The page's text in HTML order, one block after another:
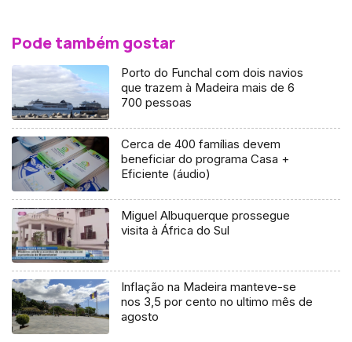
Pode também gostar
Porto do Funchal com dois navios
que trazem à Madeira mais de 6
700 pessoas
Cerca de 400 famílias devem
beneficiar do programa Casa +
Eficiente (áudio)
Miguel Albuquerque prossegue
visita à África do Sul
Inflação na Madeira manteve-se
nos 3,5 por cento no ultimo mês de
agosto